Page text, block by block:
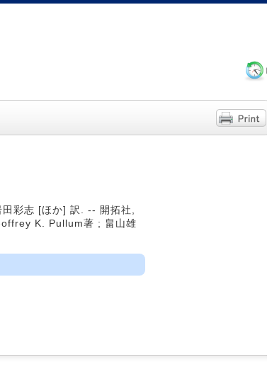
彩志 [ほか] 訳. -- 開拓社,
K. Pullum著 ; 畠山雄